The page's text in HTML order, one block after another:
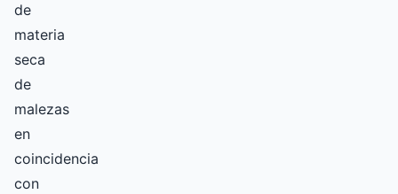
de
materia
seca
de
malezas
en
coincidencia
con